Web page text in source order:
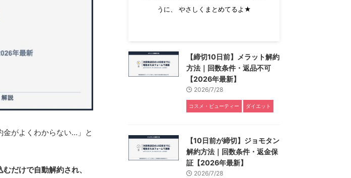
金がよくわからない…」と
だけで自動解約され、
うに、 やさしくまとめてるよ★
【締切10日前】メラット解約
方法｜回数条件・返品不可
【2026年最新】
2026/7/28
コスメ・ビューティー ダイエット
【10日前が締切】ジョモタン
解約方法｜回数条件・返金保
証【2026年最新】
2026/7/28